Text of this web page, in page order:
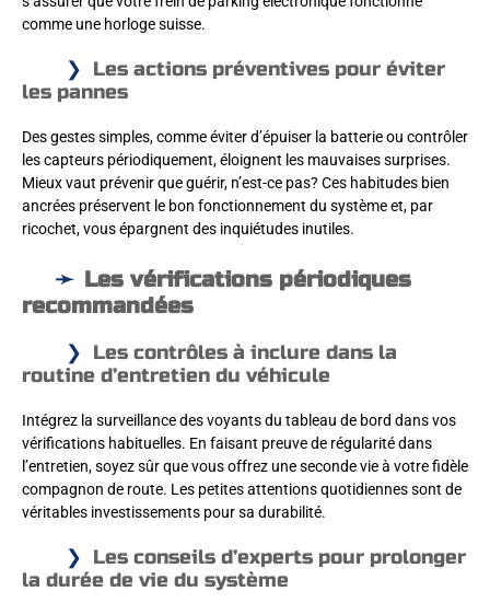
comme une horloge suisse.
Les actions préventives pour éviter
les pannes
Des gestes simples, comme éviter d’épuiser la batterie ou contrôler
les capteurs périodiquement, éloignent les mauvaises surprises.
Mieux vaut prévenir que guérir, n’est-ce pas? Ces habitudes bien
ancrées préservent le bon fonctionnement du système et, par
ricochet, vous épargnent des inquiétudes inutiles.
Les vérifications périodiques
recommandées
Les contrôles à inclure dans la
routine d’entretien du véhicule
Intégrez la surveillance des voyants du tableau de bord dans vos
vérifications habituelles. En faisant preuve de régularité dans
l’entretien, soyez sûr que vous offrez une seconde vie à votre fidèle
compagnon de route. Les petites attentions quotidiennes sont de
véritables investissements pour sa durabilité.
Les conseils d’experts pour prolonger
la durée de vie du système